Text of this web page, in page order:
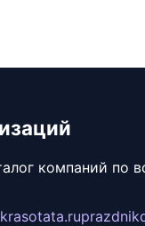
компаний по
krasotata.ru